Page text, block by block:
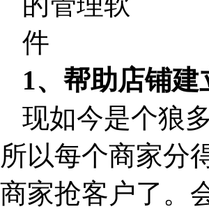
1、帮助店铺建
现如今是个狼
所以每个商家分
商家抢客户了。